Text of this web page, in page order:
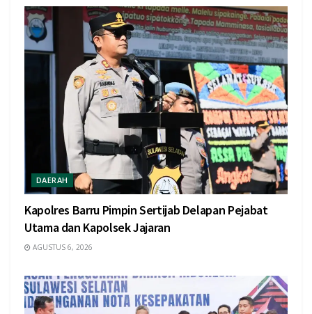
DAERAH
Kapolres Barru Pimpin Sertijab Delapan Pejabat
Utama dan Kapolsek Jajaran
AGUSTUS 6, 2026